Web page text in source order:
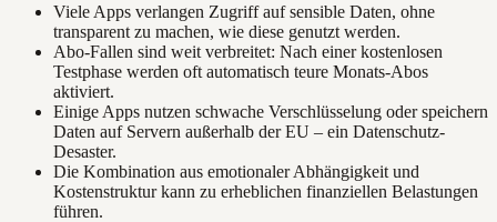
Viele Apps verlangen Zugriff auf sensible Daten, ohne
transparent zu machen, wie diese genutzt werden.
Abo-Fallen sind weit verbreitet: Nach einer kostenlosen
Testphase werden oft automatisch teure Monats-Abos
aktiviert.
Einige Apps nutzen schwache Verschlüsselung oder speichern
Daten auf Servern außerhalb der EU – ein Datenschutz-
Desaster.
Die Kombination aus emotionaler Abhängigkeit und
Kostenstruktur kann zu erheblichen finanziellen Belastungen
führen.